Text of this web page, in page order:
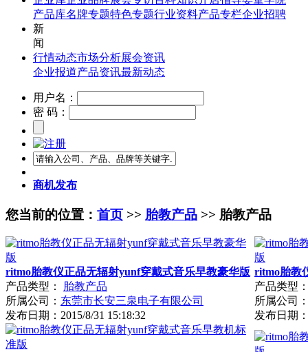
产品库名牌专题特色专题行业资料产品专栏企业招聘
新
闻
行情动态市场分析展会资讯
企业报道产品资讯最新动态
用户名：
密 码：
商机发布
您当前的位置： 首页 >> 胎教产品 >> 胎教产品
ritmo胎教仪正品无辐射yunf穿戴式音乐早教豪华版
产品类型：
胎教产品
所属公司： 东莞市长安三泉电子有限公司
发布日期： 2015/8/31 15:18:32
ritmo胎教
产品类型
所属公司
发布日期